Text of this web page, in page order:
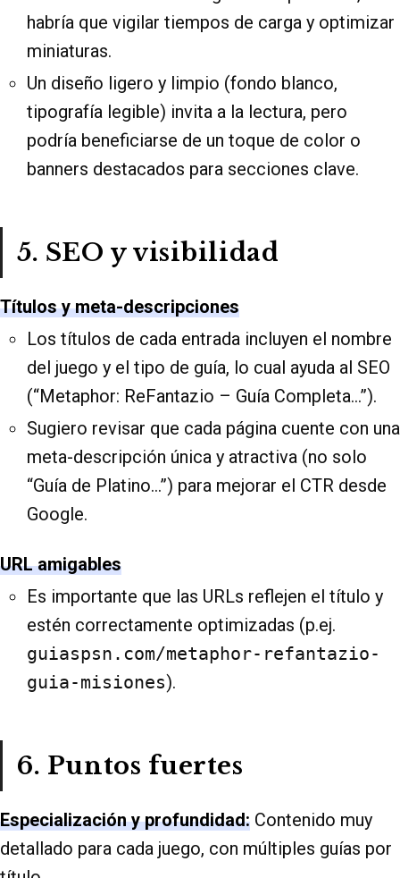
habría que vigilar tiempos de carga y optimizar
miniaturas.
Un diseño ligero y limpio (fondo blanco,
tipografía legible) invita a la lectura, pero
podría beneficiarse de un toque de color o
banners destacados para secciones clave.
5. SEO y visibilidad
Títulos y meta-descripciones
Los títulos de cada entrada incluyen el nombre
del juego y el tipo de guía, lo cual ayuda al SEO
(“Metaphor: ReFantazio – Guía Completa…”).
Sugiero revisar que cada página cuente con una
meta-descripción única y atractiva (no solo
“Guía de Platino…”) para mejorar el CTR desde
Google.
URL amigables
Es importante que las URLs reflejen el título y
estén correctamente optimizadas (p.ej.
guiaspsn.com/metaphor-refantazio-
guia-misiones).
6. Puntos fuertes
Especialización y profundidad: Contenido muy
detallado para cada juego, con múltiples guías por